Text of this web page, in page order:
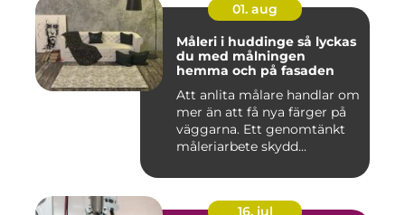
01. aug
Måleri i huddinge så lyckas
du med målningen
hemma och på fasaden
Att anlita målare handlar om
mer än att få nya färger på
väggarna. Ett genomtänkt
måleriarbete skydd...
16. jul